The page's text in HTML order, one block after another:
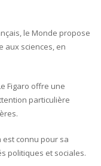
le Monde propose
aux sciences, en
Figaro offre une
particulière
est connu pour sa
politiques et sociales.